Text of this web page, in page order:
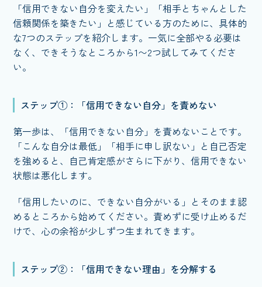
「信用できない自分を変えたい」「相手とちゃんとした
信頼関係を築きたい」と感じている方のために、具体的
な7つのステップを紹介します。一気に全部やる必要は
なく、できそうなところから1〜2つ試してみてくださ
い。
ステップ①：「信用できない自分」を責めない
第一歩は、「信用できない自分」を責めないことです。
「こんな自分は最低」「相手に申し訳ない」と自己否定
を強めると、自己肯定感がさらに下がり、信用できない
状態は悪化します。
「信用したいのに、できない自分がいる」とそのまま認
めるところから始めてください。責めずに受け止めるだ
けで、心の余裕が少しずつ生まれてきます。
ステップ②：「信用できない理由」を分解する